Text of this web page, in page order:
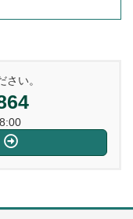
い。